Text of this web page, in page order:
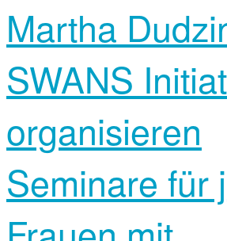
Martha
SWANS
organisieren
Seminare für